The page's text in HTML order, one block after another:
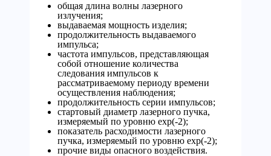
общая длина волны лазерного
излучения;
выдаваемая мощность изделия;
продолжительность выдаваемого
импульса;
частота импульсов, представляющая
собой отношение количества
следования импульсов к
рассматриваемому периоду времени
осуществления наблюдения;
продолжительность серии импульсов;
стартовый диаметр лазерного пучка,
измеряемый по уровню exp(-2);
показатель расходимости лазерного
пучка, измеряемый по уровню exp(-2);
прочие виды опасного воздействия.